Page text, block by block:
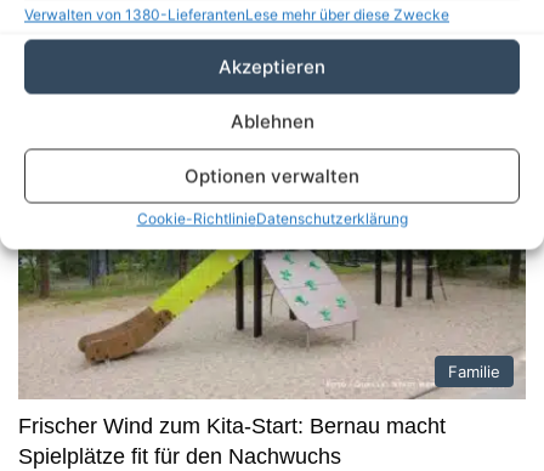
Verwalten von 1380-LieferantenLese mehr über diese Zwecke
Akzeptieren
Ablehnen
Optionen verwalten
Cookie-RichtlinieDatenschutzerklärung
Familie Sport Politik More
Familie
Frischer Wind zum Kita-Start: Bernau macht
Spielplätze fit für den Nachwuchs